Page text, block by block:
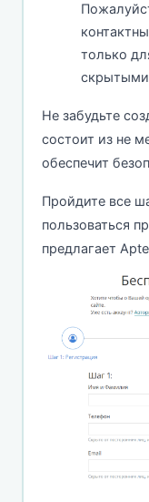
только
скрытыми
Не забудьте
состоит из не
обеспечит
Пройдите все
пользоваться
предлагает